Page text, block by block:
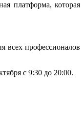
платформа, которая
всех профессионалов
с 9:30 до 20:00.